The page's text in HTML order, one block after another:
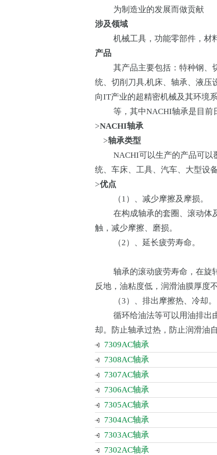
为制造业的发展而做贡献
涉及领域
机械工具，功能零部件，材
产品
其产品主要包括：特种钢、切
统、切削刀具,机床、轴承、液压
向IT产业的超精密机械及其环境
等，其中NACHI轴承是目前
>NACHI轴承
>轴承类型
NACHI可以生产的产品可以
统、车床、工具、汽车、大型设
>优点
（1）、减少摩擦及摩损。
在构成轴承的套圈、滚动体及
触，减少摩擦、磨损。
（2）、延长疲劳寿命。
轴承的滚动疲劳寿命，在旋转
反地，油粘度低，润滑油膜厚度
（3）、排出摩擦热、冷却。
循环给油法等可以用油排出由
却。防止轴承过热，防止润滑油
7309AC轴承
7308AC轴承
7307AC轴承
7306AC轴承
7305AC轴承
7304AC轴承
7303AC轴承
7302AC轴承